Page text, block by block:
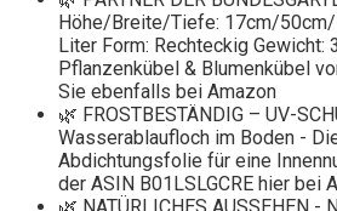
Höhe/Breite/Tiefe: 17cm/
Liter Form: Rechteckig Gewicht:
Pflanzenkübel & Blumenkübel
Sie ebenfalls bei Amazon
🌿 FROSTBESTÄNDIG – UV-
Wasserablaufloch im Boden -
Abdichtungsfolie für eine
der ASIN B01LSLGCRE hier bei